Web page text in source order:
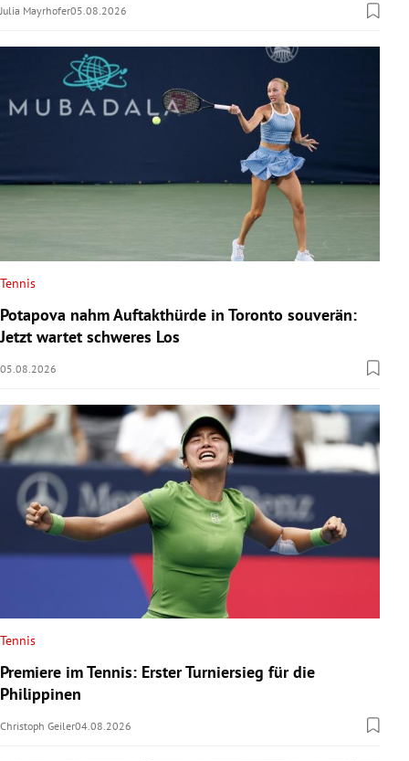
Julia Mayrhofer05.08.2026
Tennis
Potapova nahm Auftakthürde in Toronto souverän:
Jetzt wartet schweres Los
05.08.2026
Tennis
Premiere im Tennis: Erster Turniersieg für die
Philippinen
Christoph Geiler04.08.2026